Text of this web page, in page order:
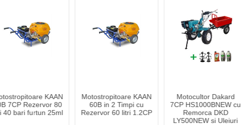
KAAN
7CP Rezervor 80
40 bari furtun 25ml
Motostropitoare KAAN
60B in 2 Timpi cu
Rezervor 60 litri 1.2CP
Motocultor Dakard
7CP HS1000BNEW cu
Remorca DKD
LY500NEW si Uleiuri